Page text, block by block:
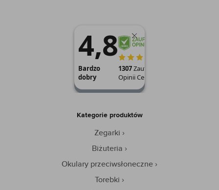
Kategorie produktów
Zegarki
Biżuteria
Okulary przeciwsłoneczne
Torebki